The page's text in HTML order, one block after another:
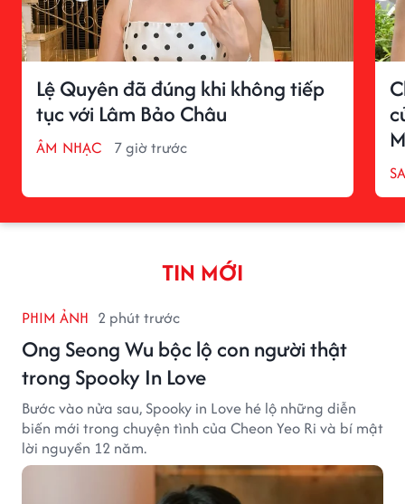
Lệ Quyên đã đúng khi không tiếp
tục với Lâm Bảo Châu
ÂM NHẠC 7 giờ trước
TIN MỚI
PHIM ẢNH 2 phút trước
Ong Seong Wu bộc lộ con người thật
trong Spooky In Love
Bước vào nửa sau, Spooky in Love hé lộ những diễn
biến mới trong chuyện tình của Cheon Yeo Ri và bí mật
lời nguyền 12 năm.